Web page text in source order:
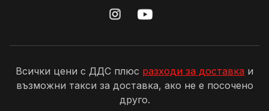
Всички цени с ДДС плюс разходи за доставка и
възможни такси за доставка, ако не е посочено
друго.